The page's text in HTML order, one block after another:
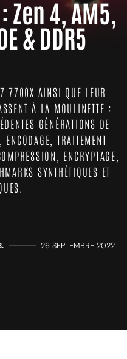
Zen 4, AM5,
& DDR5
7700X AINSI QUE LEUR
À LA MOULINETTE :
GÉNÉRATIONS DE
TRAITEMENT
ENCRYPTAGE,
SYNTHÉTIQUES ET
————— 26 SEPTEMBRE 2022